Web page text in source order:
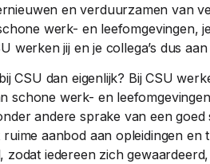
en verduurzamen van
werk- en leefomgevingen,
werken jij en je collega’s dus
CSU dan eigenlijk? Bij CSU
werk- en
andere sprake van een
aanbod aan opleidingen en
zodat iedereen zich